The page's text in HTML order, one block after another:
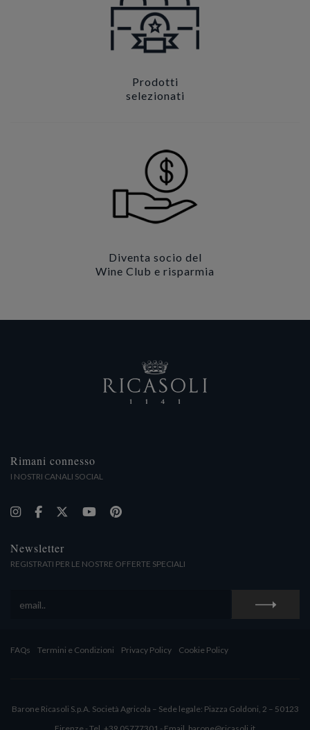
Prodotti
selezionati
Diventa socio del
Wine Club e risparmia
Rimani connesso
I NOSTRI CANALI SOCIAL
Newsletter
REGISTRATI PER LE NOSTRE OFFERTE SPECIALI
FAQs Termini e Condizioni Privacy Policy Cookie Policy
Barone Ricasoli S.p.A. Società Agricola – Sede legale: Piazza Goldoni, 2 – 50123